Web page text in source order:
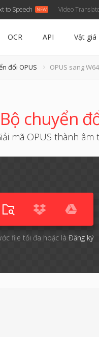
to Speech Video
OCR API Vật giá
đổi OPUS OPUS sang W64
Bộ chuyển
mã OPUS thành
file tối đa hoặc là Đăng ký